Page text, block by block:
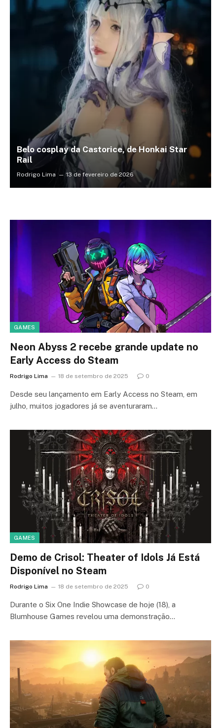
Belo cosplay da Castorice, de Honkai Star
Rail
Rodrigo Lima 13 de fevereiro de 2026
GAMES
Neon Abyss 2 recebe grande update no
Early Access do Steam
Rodrigo Lima 18 de setembro de 2025 0
Desde seu lançamento em Early Access no Steam, em
julho, muitos jogadores já se aventuraram…
GAMES
Demo de Crisol: Theater of Idols Já Está
Disponível no Steam
Rodrigo Lima 18 de setembro de 2025 0
Durante o Six One Indie Showcase de hoje (18), a
Blumhouse Games revelou uma demonstração…